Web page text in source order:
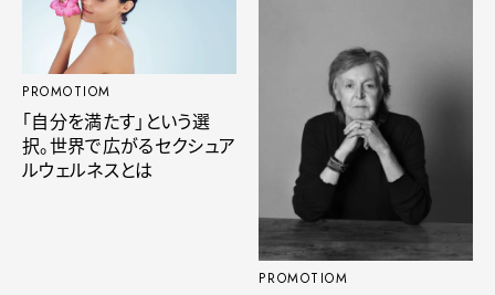
PROMOTIOM
「自分を満たす」という選
択。世界で広がるセクシュア
ルウェルネスとは
PROMOTIOM